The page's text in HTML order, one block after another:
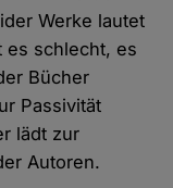
Werke lautet
es schlecht, es
Bücher
Passivität
lädt zur
Autoren.